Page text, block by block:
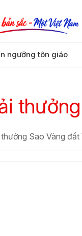
ngưỡng tôn giáo
Sao Vàng